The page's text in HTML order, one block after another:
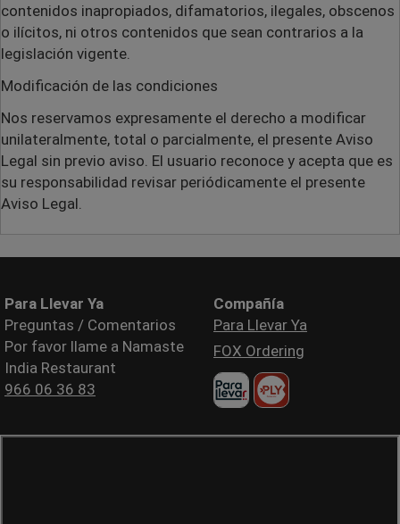
contenidos inapropiados, difamatorios, ilegales, obscenos
o ilícitos, ni otros contenidos que sean contrarios a la
legislación vigente.
Modificación de las condiciones
Nos reservamos expresamente el derecho a modificar
unilateralmente, total o parcialmente, el presente Aviso
Legal sin previo aviso. El usuario reconoce y acepta que es
su responsabilidad revisar periódicamente el presente
Aviso Legal.
Para Llevar Ya
Preguntas / Comentarios
Por favor llame a Namaste
India Restaurant
966 06 36 83
Compañía
Para Llevar Ya
FOX Ordering